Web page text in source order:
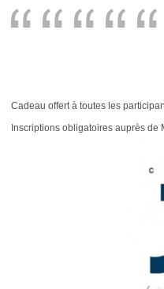
Cadeau offert à toutes les
Inscriptions obligatoires auprès de